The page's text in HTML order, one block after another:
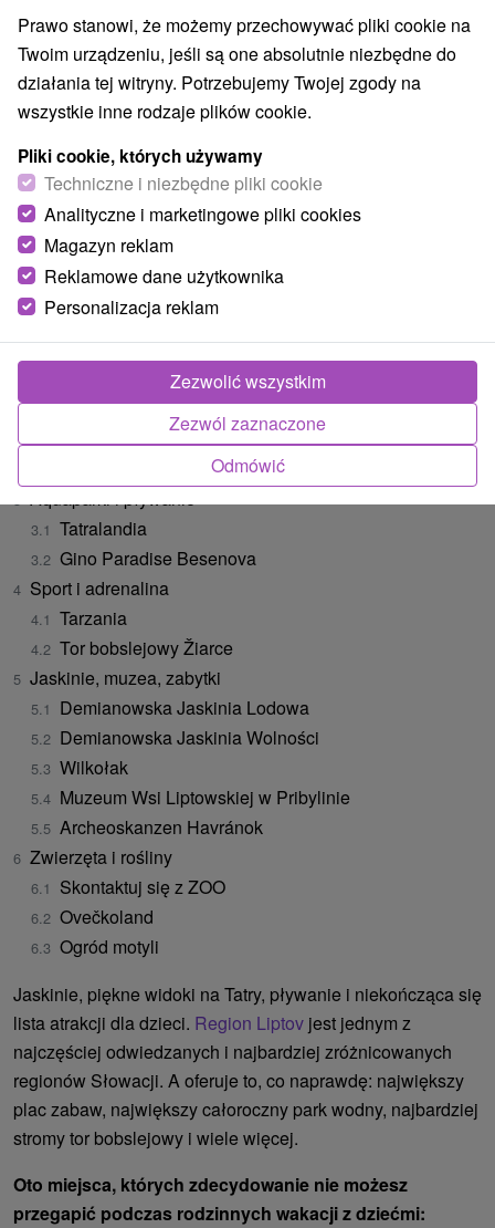
Treść artykułu:
Piesze wycieczki i spacery z dziećmi
Chopok
Vrbické pleso
Na symboliczny cmentarz iz powrotem
Wieża widokowa w dolinie Pavčina
Wieża widokowa na Ostredku
Atrakcje i rozrywka
Netopierkovo - Jaskinia Stanišovská
Tunel Permoník-Bear
Mini Slovakia (park miniatur)
Olbrzymi
Aquaparki i pływanie
Tatralandia
Gino Paradise Besenova
Sport i adrenalina
Tarzania
Tor bobslejowy Žiarce
Jaskinie, muzea, zabytki
Demianowska Jaskinia Lodowa
Demianowska Jaskinia Wolności
Wilkołak
Muzeum Wsi Liptowskiej w Pribylinie
Archeoskanzen Havránok
Zwierzęta i rośliny
Skontaktuj się z ZOO
Ovečkoland
Ogród motyli
Jaskinie, piękne widoki na Tatry, pływanie i niekończąca się
lista atrakcji dla dzieci. Region Liptov jest jednym z
najczęściej odwiedzanych i najbardziej zróżnicowanych
regionów Słowacji. A oferuje to, co naprawdę: największy
plac zabaw, największy całoroczny park wodny, najbardziej
stromy tor bobslejowy i wiele więcej.
Oto miejsca, których zdecydowanie nie możesz
przegapić podczas rodzinnych wakacji z dziećmi:
Prawo stanowi, że możemy przechowywać pliki cookie na
Twoim urządzeniu, jeśli są one absolutnie niezbędne do
działania tej witryny. Potrzebujemy Twojej zgody na
wszystkie inne rodzaje plików cookie.
Pliki cookie, których używamy
Techniczne i niezbędne pliki cookie
Analityczne i marketingowe pliki cookies
Magazyn reklam
Reklamowe dane użytkownika
Personalizacja reklam
Odmówić
Zezwól zaznaczone
Zezwolić wszystkim